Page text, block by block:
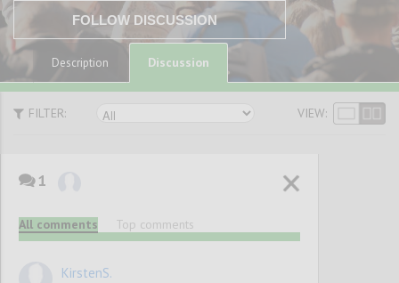
FOLLOW DISCUSSION
Description Discussion
FILTER: VIEW:
1
All comments Top comments
KirstenS.